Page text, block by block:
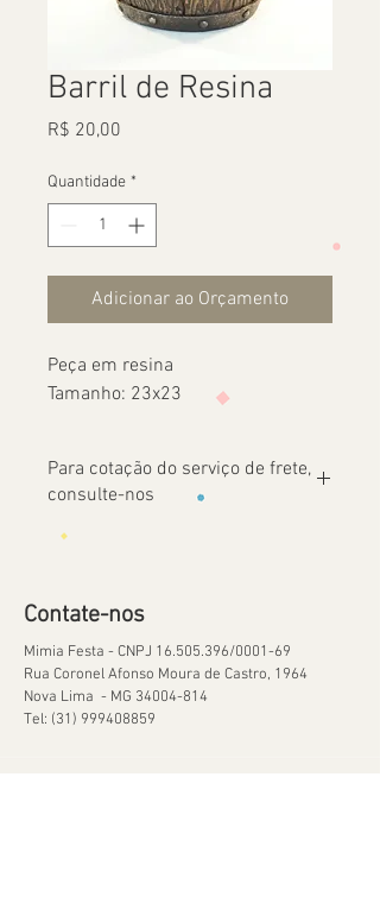
Barril de Resina
R$ 20,00
Quantidade *
Adicionar ao Orçamento
Peça em resina
Tamanho: 23x23
Para cotação do serviço de frete,
consulte-nos
Contate-nos
Mimia Festa - CNPJ 16.505.396/0001-69
Rua Coronel Afonso Moura de Castro, 1964
Nova Lima - MG 34004-814
Tel: (31) 999408859